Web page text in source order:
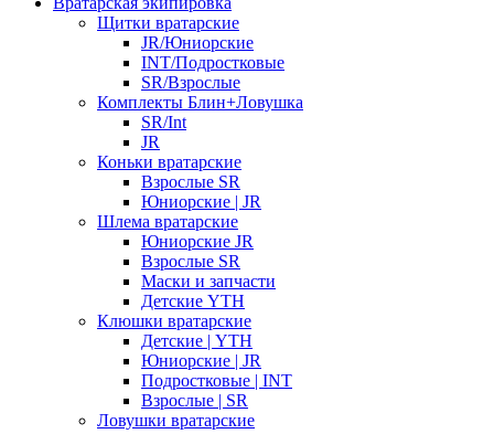
Щитки вратарские
JR/Юниорские
INT/Подростковые
SR/Взрослые
Комплекты Блин+Ловушка
SR/Int
JR
Коньки вратарские
Взрослые SR
Юниорские | JR
Шлема вратарские
Юниорские JR
Взрослые SR
Маски и запчасти
Детские YTH
Клюшки вратарские
Детские | YTH
Юниорские | JR
Подростковые | INT
Взрослые | SR
Ловушки вратарские